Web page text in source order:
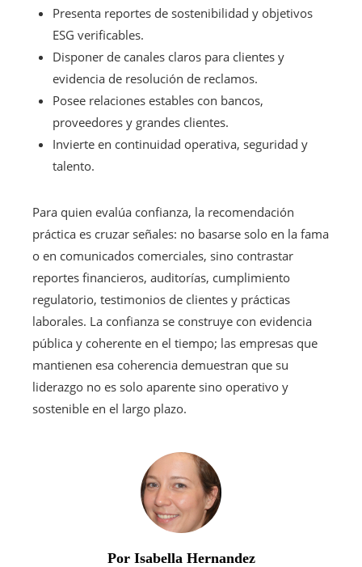
Presenta reportes de sostenibilidad y objetivos
ESG verificables.
Disponer de canales claros para clientes y
evidencia de resolución de reclamos.
Posee relaciones estables con bancos,
proveedores y grandes clientes.
Invierte en continuidad operativa, seguridad y
talento.
Para quien evalúa confianza, la recomendación
práctica es cruzar señales: no basarse solo en la fama
o en comunicados comerciales, sino contrastar
reportes financieros, auditorías, cumplimiento
regulatorio, testimonios de clientes y prácticas
laborales. La confianza se construye con evidencia
pública y coherente en el tiempo; las empresas que
mantienen esa coherencia demuestran que su
liderazgo no es solo aparente sino operativo y
sostenible en el largo plazo.
Por Isabella Hernandez